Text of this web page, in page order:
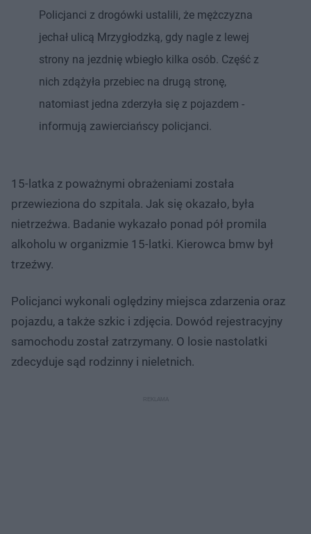
Policjanci z drogówki ustalili, że mężczyzna
jechał ulicą Mrzygłodzką, gdy nagle z lewej
strony na jezdnię wbiegło kilka osób. Część z
nich zdążyła przebiec na drugą stronę,
natomiast jedna zderzyła się z pojazdem -
informują zawierciańscy policjanci.
15-latka z poważnymi obrażeniami została
przewieziona do szpitala. Jak się okazało, była
nietrzeźwa. Badanie wykazało ponad pół promila
alkoholu w organizmie 15-latki. Kierowca bmw był
trzeźwy.
Policjanci wykonali oględziny miejsca zdarzenia oraz
pojazdu, a także szkic i zdjęcia. Dowód rejestracyjny
samochodu został zatrzymany. O losie nastolatki
zdecyduje sąd rodzinny i nieletnich.